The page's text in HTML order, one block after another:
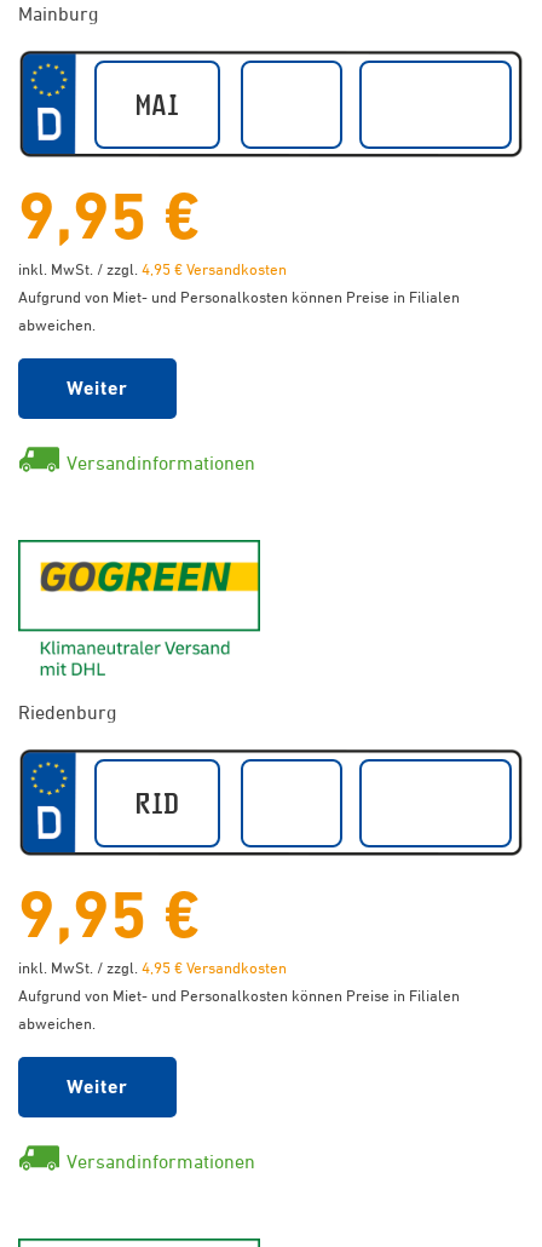
Mainburg
9,95 €
inkl. MwSt. / zzgl. 4,95 € Versandkosten
Aufgrund von Miet- und Personalkosten können Preise in Filialen
abweichen.
Weiter
Versandinformationen
Riedenburg
9,95 €
inkl. MwSt. / zzgl. 4,95 € Versandkosten
Aufgrund von Miet- und Personalkosten können Preise in Filialen
abweichen.
Weiter
Versandinformationen